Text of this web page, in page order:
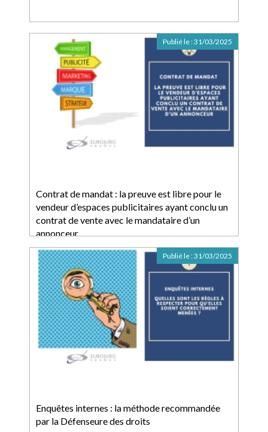
Contrat de mandat : la preuve est libre pour le
vendeur d’espaces publicitaires ayant conclu un
contrat de vente avec le mandataire d’un
annonceur
Publié le :31/03/2025
Enquêtes internes : la méthode recommandée
par la Défenseure des droits
Publié le :31/03/2025